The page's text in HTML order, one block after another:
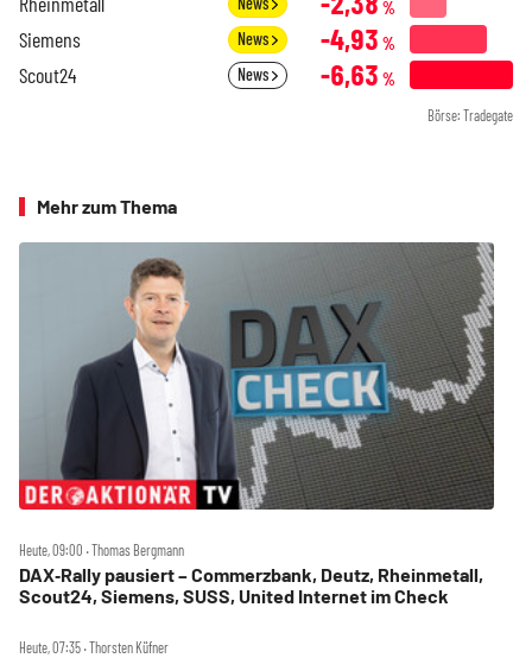
%
Siemens News -4,93 %
Scout24 News -6,63 %
Börse: Tradegate
Mehr zum Thema
Heute, 09:00 ‧ Thomas Bergmann
DAX‑Rally pausiert – Commerzbank, Deutz, Rheinmetall,
Scout24, Siemens, SUSS, United Internet im Check
Heute, 07:35 ‧ Thorsten Küfner